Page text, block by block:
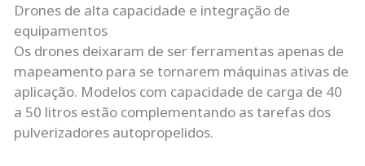
Drones de alta capacidade e integração de
equipamentos
Os drones deixaram de ser ferramentas apenas de
mapeamento para se tornarem máquinas ativas de
aplicação. Modelos com capacidade de carga de 40
a 50 litros estão complementando as tarefas dos
pulverizadores autopropelidos.